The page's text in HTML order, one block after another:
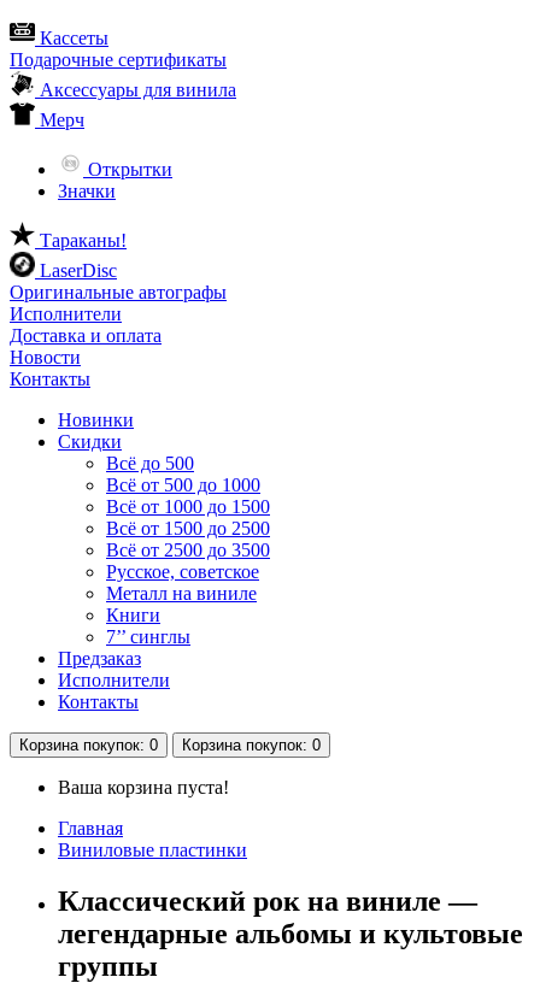
Кассеты
Подарочные сертификаты
Аксессуары для винила
Мерч
Открытки
Значки
Тараканы!
LaserDisc
Оригинальные автографы
Исполнители
Доставка и оплата
Новости
Контакты
Новинки
Скидки
Всё до 500
Всё от 500 до 1000
Всё от 1000 до 1500
Всё от 1500 до 2500
Всё от 2500 до 3500
Русское, советское
Металл на виниле
Книги
7’’ синглы
Предзаказ
Исполнители
Контакты
Корзина покупок: 0 Корзина покупок: 0
Ваша корзина пуста!
Главная
Виниловые пластинки
Классический рок на виниле —
легендарные альбомы и культовые
группы